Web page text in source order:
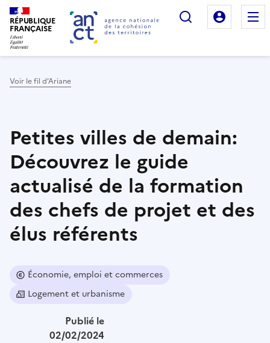
RÉPUBLIQUE
FRANÇAISE
Rechercher
Mon
Voir le fil d'Ariane
Petites villes de demain:
Découvrez le guide
actualisé de la formation
des chefs de projet et des
élus référents
Économie, emploi et commerces
Logement et urbanisme
Publié le
02/02/2024